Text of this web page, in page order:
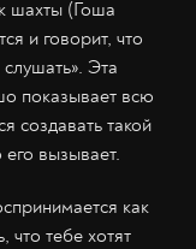
шахты (Гоша
и говорит, что
Эта
показывает всю
создавать такой
вызывает.
как
что тебе хотят